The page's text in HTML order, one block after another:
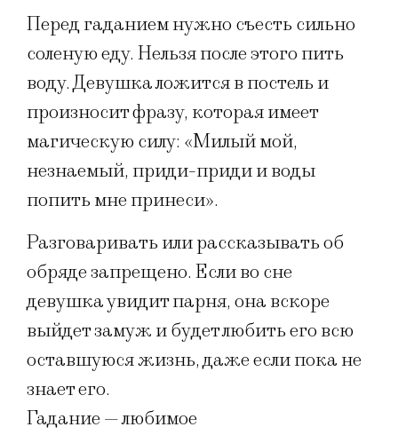
Перед гаданием нужно съесть сильно
соленую еду. Нельзя после этого пить
воду. Девушка ложится в постель и
произносит фразу, которая имеет
магическую силу: «Милый мой,
незнаемый, приди-приди и воды
попить мне принеси».
Разговаривать или рассказывать об
обряде запрещено. Если во сне
девушка увидит парня, она вскоре
выйдет замуж и будет любить его всю
оставшуюся жизнь, даже если пока не
знает его.
Гадание — любимое